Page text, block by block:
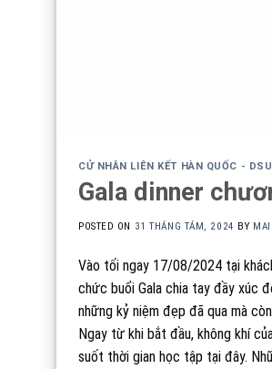
CỬ NHÂN LIÊN KẾT HÀN QUỐC - DSU
Gala dinner
POSTED ON 31 THÁNG TÁM, 2024 BY
Vào tối ngay 17/08/2024 tại
chức buổi Gala chia tay đầy xúc
những kỷ niệm đẹp đã qua mà
Ngay từ khi bắt đầu, không khí
suốt thời gian học tập tại đây.